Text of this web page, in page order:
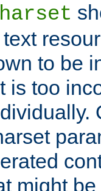
to be
is too
might